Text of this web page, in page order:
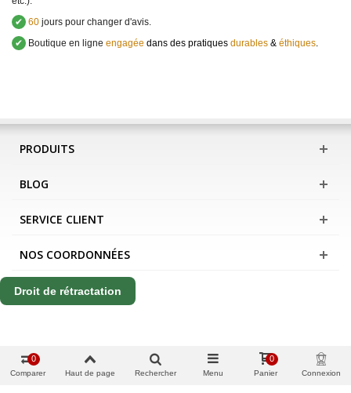
✔ 60 jours pour changer d'avis.
✔
Boutique en ligne engagée dans des pratiques durables & éthiques.
PRODUITS
BLOG
SERVICE CLIENT
NOS COORDONNÉES
Droit de rétractation
Comparer
0
Haut de page Rechercher Menu Panier
0
Connexion